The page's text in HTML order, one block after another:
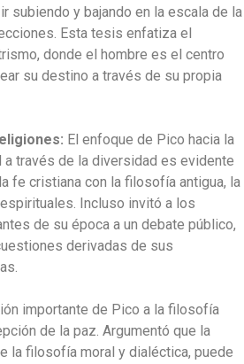
subiendo y bajando en la escala de la
Esta tesis enfatiza el
donde el hombre es el centro
su destino a través de su propia
El enfoque de Pico hacia la
a través de la diversidad es evidente
fe cristiana con la filosofía antigua, la
Incluso invitó a los
de su época a un debate público,
derivadas de sus
importante de Pico a la filosofía
de la paz. Argumentó que la
la filosofía moral y dialéctica, puede